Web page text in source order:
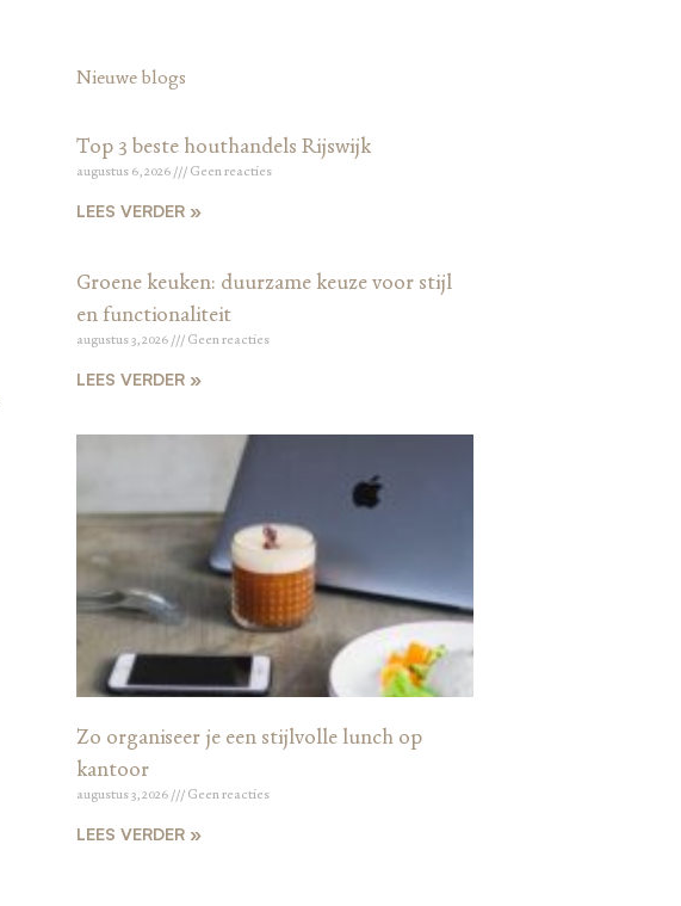
Nieuwe blogs
Top 3 beste houthandels Rijswijk
augustus 6, 2026 Geen reacties
LEES VERDER »
Groene keuken: duurzame keuze voor stijl
en functionaliteit
augustus 3, 2026 Geen reacties
LEES VERDER »
Zo organiseer je een stijlvolle lunch op
kantoor
augustus 3, 2026 Geen reacties
LEES VERDER »